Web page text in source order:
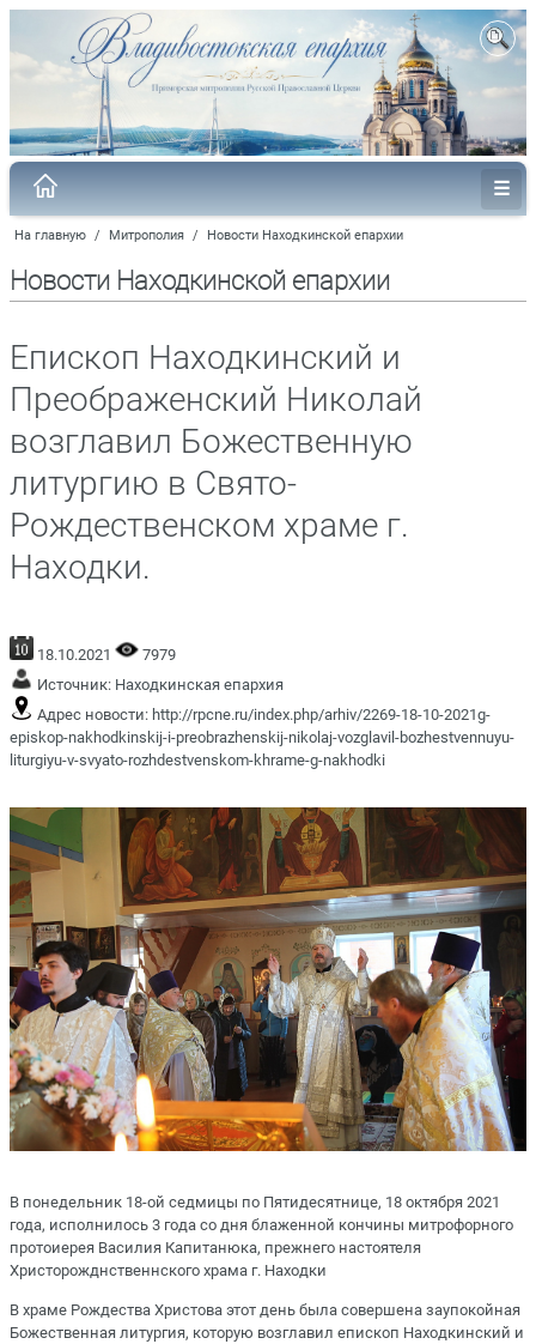
На главную / Митрополия / Новости Находкинской епархии
Новости Находкинской епархии
Епископ Находкинский и
Преображенский Николай
возглавил Божественную
литургию в Свято-
Рождественском храме г.
Находки.
18.10.2021
7979
Источник: Находкинская епархия
Адрес новости: http://rpcne.ru/index.php/arhiv/2269-18-10-2021g-
episkop-nakhodkinskij-i-preobrazhenskij-nikolaj-vozglavil-bozhestvennuyu-
liturgiyu-v-svyato-rozhdestvenskom-khrame-g-nakhodki
В понедельник 18-ой седмицы по Пятидесятнице, 18 октября 2021
года, исполнилось 3 года со дня блаженной кончины митрофорного
протоиерея Василия Капитанюка, прежнего настоятеля
Христорожднственнского храма г. Находки
В храме Рождества Христова этот день была совершена заупокойная
Божественная литургия, которую возглавил епископ Находкинский и